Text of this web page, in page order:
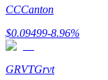
CCCanton
$0.09499-8.96%
GRVTGrvt